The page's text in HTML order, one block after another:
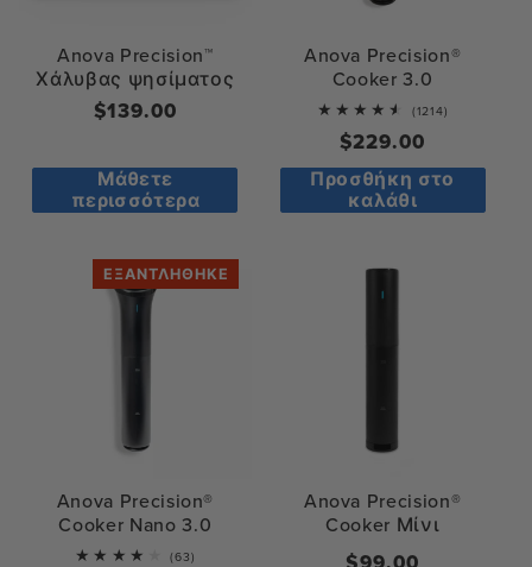
Anova Precision™
Χάλυβας ψησίματος
Κανονική
$139.00
Μάθετε
περισσότερα
Anova Precision®
Cooker 3.0
(1214)
Κανονική
τιμή
$229.00
Προσθήκη στο
καλάθι
ΕΞΑΝΤΛΉΘΗΚΕ
Anova Precision®
Cooker Nano 3.0
(63)
Anova Precision®
Cooker Μίνι